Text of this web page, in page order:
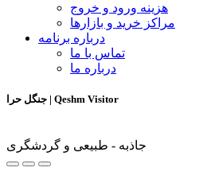
هزینه ورود و خروج
مراکز خرید و بازارها
درباره برنامه
تماس با ما
درباره ما
جنگل حرا | Qeshm Visitor
جاذبه - طبیعی و گردشگری